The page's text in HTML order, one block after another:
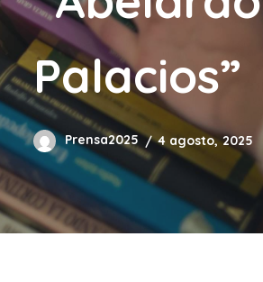
Palacios”
Prensa2025 4 agosto, 2025